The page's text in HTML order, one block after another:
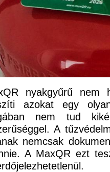
nyakgyűrű nem
azokat egy
nem tud
A
nemcsak
A MaxQR ezt